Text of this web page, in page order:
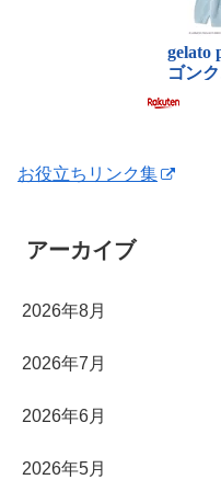
お役立ちリンク集
アーカイブ
2026年8月
2026年7月
2026年6月
2026年5月